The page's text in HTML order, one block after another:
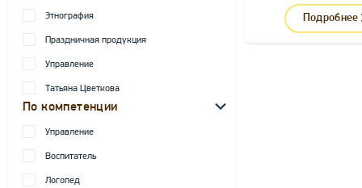
Этнография
Праздничная продукция
Управление
Татьяна Цветкова
По компетенции
Управление
Воспитатель
Логопед
Подробнее